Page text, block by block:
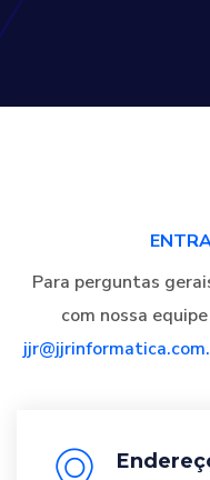
Para perguntas
com nossa